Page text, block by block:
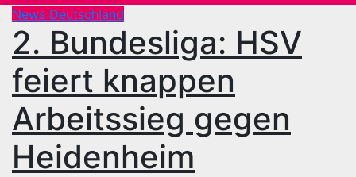
News Deutschland
2. Bundesliga: HSV
feiert knappen
Arbeitssieg gegen
Heidenheim